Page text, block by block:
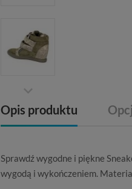
Opis produktu
Sprawdź wygodne i piękne
wygodą i wykończeniem.